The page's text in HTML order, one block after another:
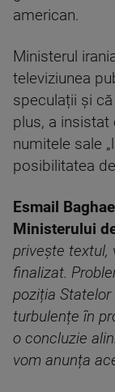
american.
Ministerul
televiziunea
speculații și
plus, a insistat
numitele sale
posibilitatea
Esmail
Ministerului
privește textul,
finalizat.
poziția
turbulențe în
o concluzie
vom anunța